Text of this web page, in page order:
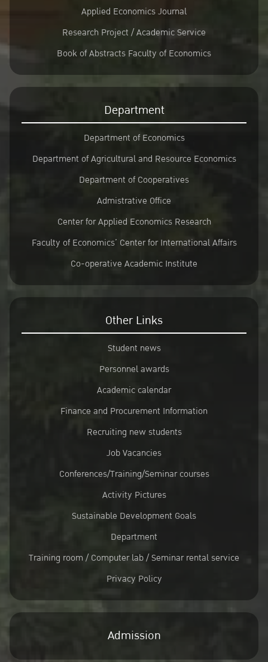
Applied Economics Journal
Research Project / Academic Service
Book of Abstracts Faculty of Economics
Department
Department of Economics
Department of Agricultural and Resource Economics
Department of Cooperatives
Admistrative Office
Center for Applied Economics Research
Faculty of Economics’ Center for International Affairs
Co-operative Academic Institute
Other Links
Student news
Personnel awards
Academic calendar
Finance and Procurement Information
Recruiting new students
Job Vacancies
Conferences/Training/Seminar courses
Activity Pictures
Sustainable Development Goals
Department
Training room / Computer lab / Seminar rental service
Privacy Policy
Admission